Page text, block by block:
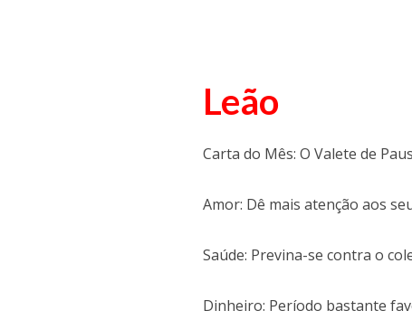
Leão
Carta do Mês: O Valete de
Amor: Dê mais atenção aos
Saúde: Previna-se contra o
Dinheiro: Período bastante